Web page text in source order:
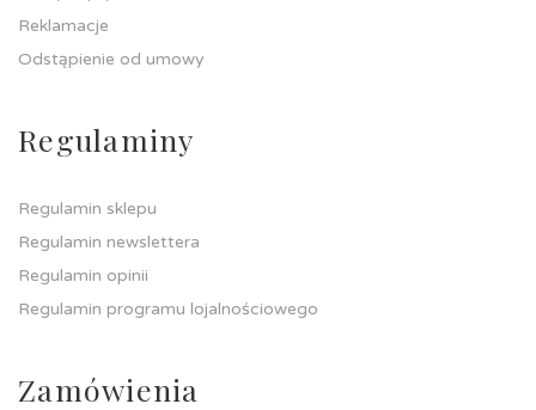
Reklamacje
Odstąpienie od umowy
Regulaminy
Regulamin sklepu
Regulamin newslettera
Regulamin opinii
Regulamin programu lojalnościowego
Zamówienia